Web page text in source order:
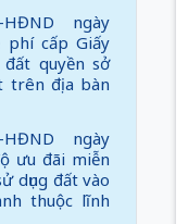
ngày
phí cấp Giấy
đất quyền sở
trên địa bàn
ngày
ưu đãi miễn
dụng đất vào
thuộc lĩnh